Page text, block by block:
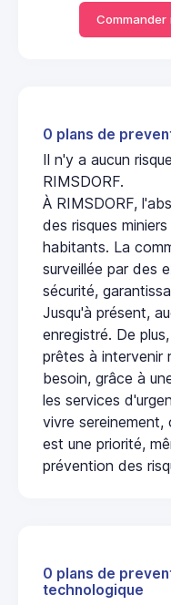
Commander
0 plans de
Il n'y a aucun
RIMSDORF.
À RIMSDORF,
des risques
habitants. La
surveillée par des
sécurité,
Jusqu'à présent,
enregistré. De
prêtes à intervenir
besoin, grâce à
les services
vivre sereinement,
est une priorité,
prévention des
0 plans de
technologique